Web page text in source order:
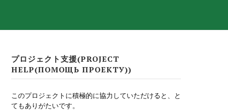
プロジェクト支援(PROJECT
HELP(ПОМОЩЬ ПРОЕКТУ))
このプロジェクトに積極的に協力していただけると、と
てもありがたいです。